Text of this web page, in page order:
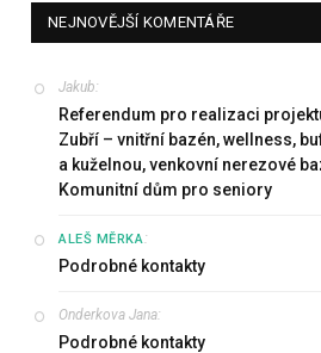
NEJNOVĚJŠÍ KOMENTÁŘE
Jakub:
Referendum pro realizaci
Zubří – vnitřní bazén, wellness,
a kuželnou, venkovní nerezové
Komunitní dům pro seniory
ALEŠ MĚRKA:
Podrobné kontakty
Onderkova Jana:
Podrobné kontakty